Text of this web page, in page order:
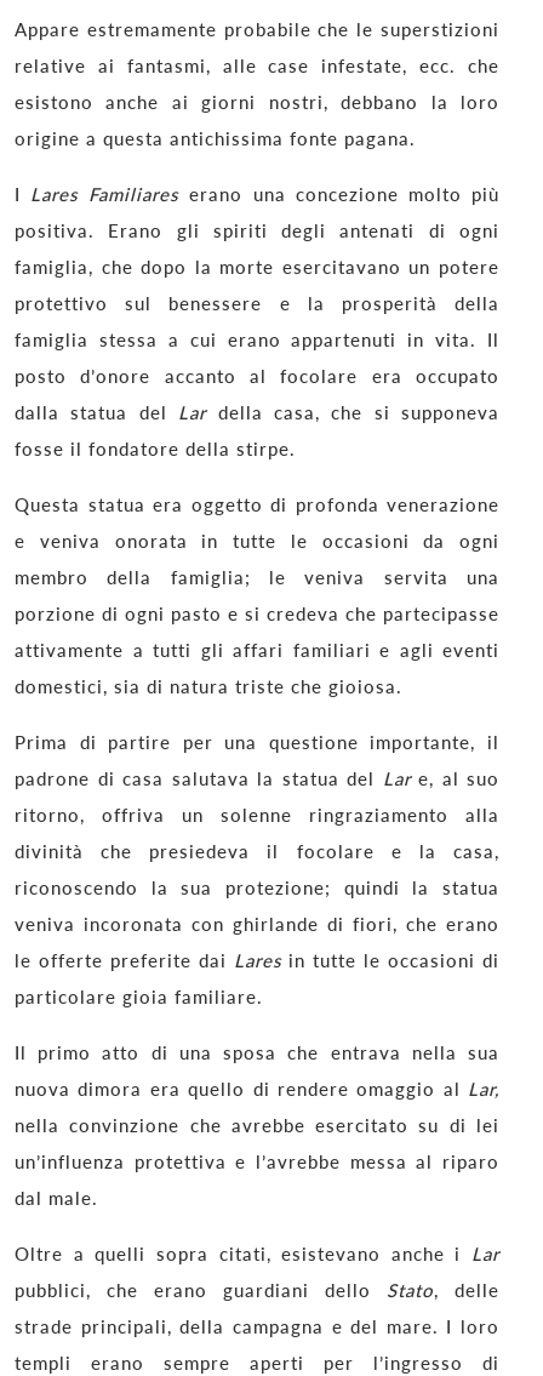
Appare estremamente probabile che le superstizioni
relative ai fantasmi, alle case infestate, ecc. che
esistono anche ai giorni nostri, debbano la loro
origine a questa antichissima fonte pagana.
I Lares Familiares erano una concezione molto più
positiva. Erano gli spiriti degli antenati di ogni
famiglia, che dopo la morte esercitavano un potere
protettivo sul benessere e la prosperità della
famiglia stessa a cui erano appartenuti in vita. Il
posto d’onore accanto al focolare era occupato
dalla statua del Lardella casa, che si supponeva
fosse il fondatore della stirpe.
Questa statua era oggetto di profonda venerazione
e veniva onorata in tutte le occasioni da ogni
membro della famiglia; le veniva servita una
porzione di ogni pasto e si credeva che partecipasse
attivamente a tutti gli affari familiari e agli eventi
domestici, sia di natura triste che gioiosa.
Prima di partire per una questione importante, il
padrone di casa salutava la statua del Lare, al suo
ritorno, offriva un solenne ringraziamento alla
divinità che presiedeva il focolare e la casa,
riconoscendo la sua protezione; quindi la statua
veniva incoronata con ghirlande di fiori, che erano
le offerte preferite dai Laresin tutte le occasioni di
particolare gioia familiare.
Il primo atto di una sposa che entrava nella sua
nuova dimora era quello di rendere omaggio al Lar,
nella convinzione che avrebbe esercitato su di lei
un’influenza protettiva e l’avrebbe messa al riparo
dal male.
Oltre a quelli sopra citati, esistevano anche i Lar
pubblici, che erano guardiani dello Stato, delle
strade principali, della campagna e del mare. I loro
templi erano sempre aperti per l’ingresso di